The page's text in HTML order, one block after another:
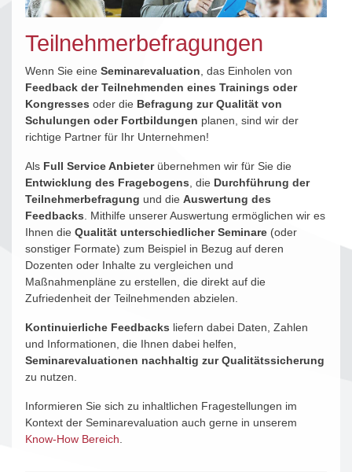
Teilnehmerbefragungen
Wenn Sie eine Seminarevaluation , das Einholen von
Feedback der Teilnehmenden eines Trainings oder
Kongresses oder die Befragung zur Qualität von
Schulungen oder Fortbildungen planen, sind wir der
richtige Partner für Ihr Unternehmen!
Als Full Service Anbieterübernehmen wir für Sie die
Entwicklung des Fragebogens , die Durchführung der
Teilnehmerbefragung und die Auswertung des
Feedbacks . Mithilfe unserer Auswertung ermöglichen wir es
Ihnen die Qualität unterschiedlicher Seminare (oder
sonstiger Formate) zum Beispiel in Bezug auf deren
Dozenten oder Inhalte zu vergleichen und
Maßnahmenpläne zu erstellen, die direkt auf die
Zufriedenheit der Teilnehmenden abzielen.
Kontinuierliche Feedbacks liefern dabei Daten, Zahlen
und Informationen, die Ihnen dabei helfen,
Seminarevaluationen nachhaltig zur Qualitätssicherung
zu nutzen.
Informieren Sie sich zu inhaltlichen Fragestellungen im
Kontext der Seminarevaluation auch gerne in unserem
Know-How Bereich